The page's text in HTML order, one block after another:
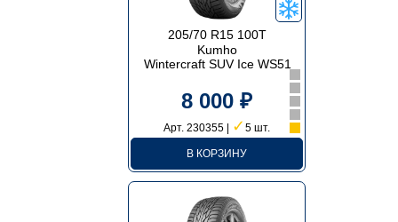
205/70 R15 100T
Kumho
Wintercraft SUV Ice WS51
8 000 ₽
Арт. 230355 | ✓5 шт.
В КОРЗИНУ